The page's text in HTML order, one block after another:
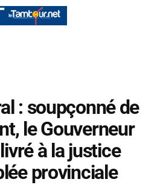
: soupçonné de
le Gouverneur
à la justice
provinciale